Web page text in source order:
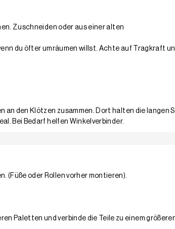
Zuschneiden oder aus einer alten
du öfter umräumen willst. Achte auf Tragkraft
an den Klötzen zusammen. Dort halten die langen
Bei Bedarf helfen Winkelverbinder.
(Füße oder Rollen vorher montieren).
Paletten und verbinde die Teile zu einem